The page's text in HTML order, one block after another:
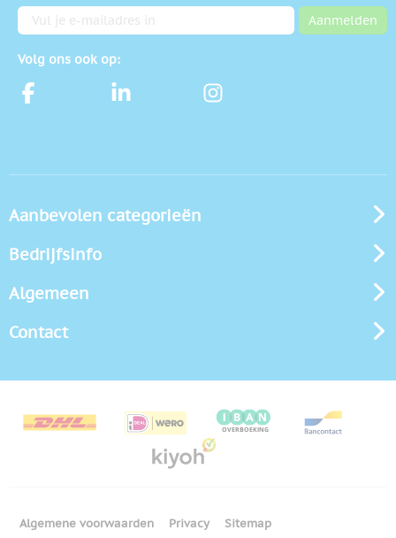
E-mailadres Aanmelden
Volg ons ook op:
Aanbevolen categorieën
Bedrijfsinfo
Algemeen
Contact
Algemene voorwaarden Privacy Sitemap